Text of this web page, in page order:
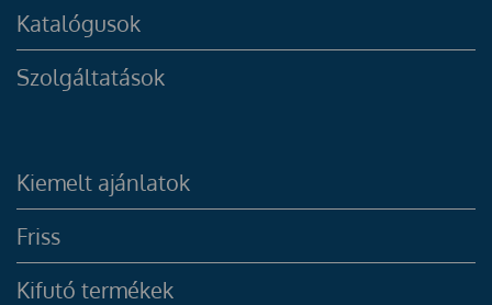
Katalógusok
Szolgáltatások
Kiemelt ajánlatok
Friss
Kifutó termékek